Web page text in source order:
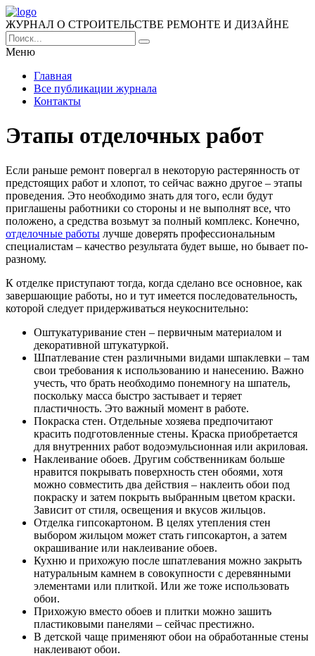
ЖУРНАЛ О СТРОИТЕЛЬСТВЕ РЕМОНТЕ И ДИЗАЙНЕ
Меню
Главная
Все публикации журнала
Контакты
Этапы отделочных работ
Если раньше ремонт повергал в некоторую растерянность от
предстоящих работ и хлопот, то сейчас важно другое – этапы
проведения. Это необходимо знать для того, если будут
приглашены работники со стороны и не выполнят все, что
положено, а средства возьмут за полный комплекс. Конечно,
отделочные работы лучше доверять профессиональным
специалистам – качество результата будет выше, но бывает по-
разному.
К отделке приступают тогда, когда сделано все основное, как
завершающие работы, но и тут имеется последовательность,
которой следует придерживаться неукоснительно:
Оштукатуривание стен – первичным материалом и
декоративной штукатуркой.
Шпатлевание стен различными видами шпаклевки – там
свои требования к использованию и нанесению. Важно
учесть, что брать необходимо понемногу на шпатель,
поскольку масса быстро застывает и теряет
пластичность. Это важный момент в работе.
Покраска стен. Отдельные хозяева предпочитают
красить подготовленные стены. Краска приобретается
для внутренних работ водоэмульсионная или акриловая.
Наклеивание обоев. Другим собственникам больше
нравится покрывать поверхность стен обоями, хотя
можно совместить два действия – наклеить обои под
покраску и затем покрыть выбранным цветом краски.
Зависит от стиля, освещения и вкусов жильцов.
Отделка гипсокартоном. В целях утепления стен
выбором жильцом может стать гипсокартон, а затем
окрашивание или наклеивание обоев.
Кухню и прихожую после шпатлевания можно закрыть
натуральным камнем в совокупности с деревянными
элементами или плиткой. Или же тоже использовать
обои.
Прихожую вместо обоев и плитки можно зашить
пластиковыми панелями – сейчас престижно.
В детской чаще применяют обои на обработанные стены
наклеивают обои.